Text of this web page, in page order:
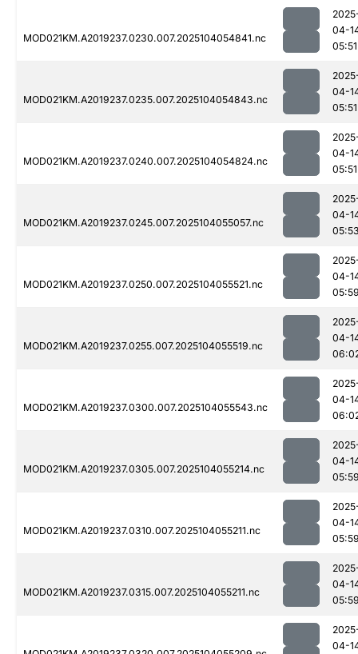
MOD021KM.A2019237.0230.007.2025104054841.nc
04-
05:51
MOD021KM.A2019237.0235.007.2025104054843.nc
04-
05:51
MOD021KM.A2019237.0240.007.2025104054824.nc
04-
05:51
MOD021KM.A2019237.0245.007.2025104055057.nc
04-
MOD021KM.A2019237.0250.007.2025104055521.nc
04-
MOD021KM.A2019237.0255.007.2025104055519.nc
04-
MOD021KM.A2019237.0300.007.2025104055543.nc
04-
MOD021KM.A2019237.0305.007.2025104055214.nc
04-
MOD021KM.A2019237.0310.007.2025104055211.nc
04-
MOD021KM.A2019237.0315.007.2025104055211.nc
04-
04-